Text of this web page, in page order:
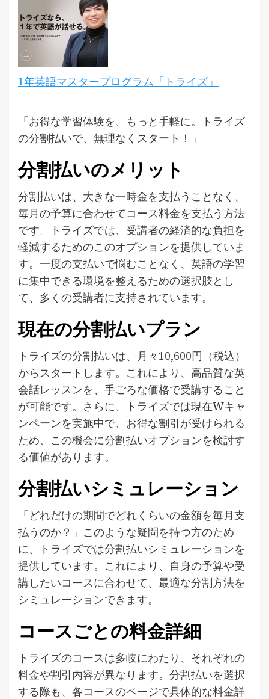
1年英語マスタープログラム「トライズ」
「お得な学習体験を、もっと手軽に。トライズ
の分割払いで、無理なくスタート！」
分割払いのメリット
分割払いは、大きな一時金を支払うことなく、
毎月の予算に合わせてコース料金を支払う方法
です。トライズでは、受講者の経済的な負担を
軽減するためのこのオプションを提供していま
す。一度の支払いで悩むことなく、英語の学習
に集中できる環境を整えるための選択肢とし
て、多くの受講者に支持されています。
現在の分割払いプラン
トライズの分割払いは、月々10,600円（税込）
からスタートします。これにより、高品質な英
会話レッスンを、手ごろな価格で受講すること
が可能です。さらに、トライズでは現在Wキャ
ンペーンを実施中で、お得な割引が受けられる
ため、この機会に分割払いオプションを検討す
る価値があります。
分割払いシミュレーション
「どれだけの期間でどれくらいの金額を毎月支
払うのか？」このような疑問を持つ方のため
に、トライズでは分割払いシミュレーションを
提供しています。これにより、自身の予算や受
講したいコースに合わせて、最適な分割方法を
シミュレーションできます。
コースごとの料金詳細
トライズのコースは多岐にわたり、それぞれの
料金や割引内容が異なります。分割払いを選択
する際も、各コースのページで具体的な料金詳